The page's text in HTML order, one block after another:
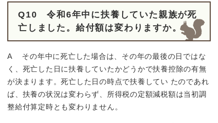
Q10 令和6年中に扶養していた親族が死
亡しました。給付額は変わりますか。
A その年中に死亡した場合は、その年の最後の日ではな
く、死亡した日に扶養していたかどうかで扶養控除の有無
が決まります。死亡した日の時点で扶養してい たのであれ
ば、扶養の状況は変わらず、所得税の定額減税額は当初調
整給付算定時とも変わりません。